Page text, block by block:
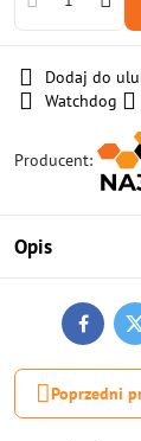
Dodaj do
Watchdog
Producent:
Opis
Poprzedni